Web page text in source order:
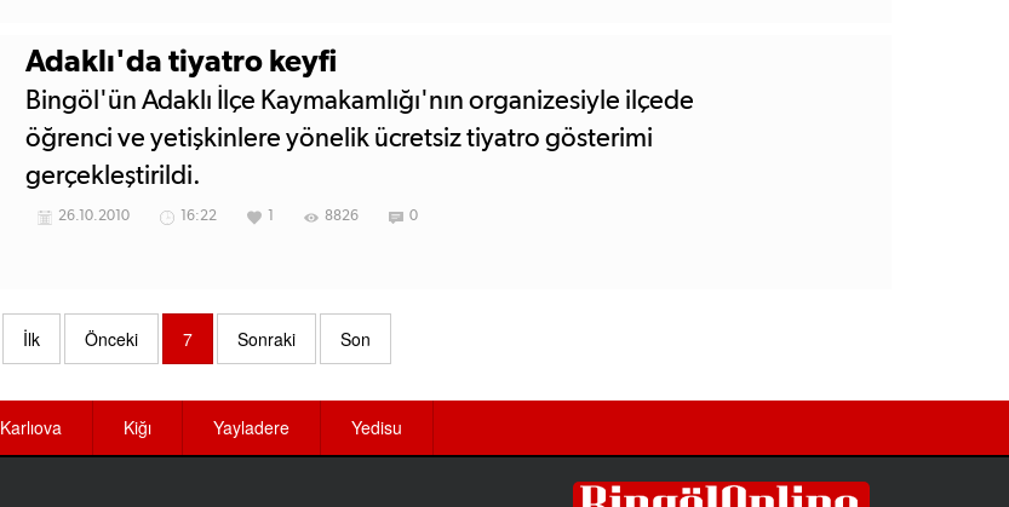
Adaklı'da tiyatro keyfi
Bingöl'ün Adaklı İlçe Kaymakamlığı'nın organizesiyle ilçede
öğrenci ve yetişkinlere yönelik ücretsiz tiyatro gösterimi
gerçekleştirildi.
26.10.2010 16:22 8826 0
İlk Önceki 7 Sonraki Son
Karlıova Kiğı Yayladere Yedisu